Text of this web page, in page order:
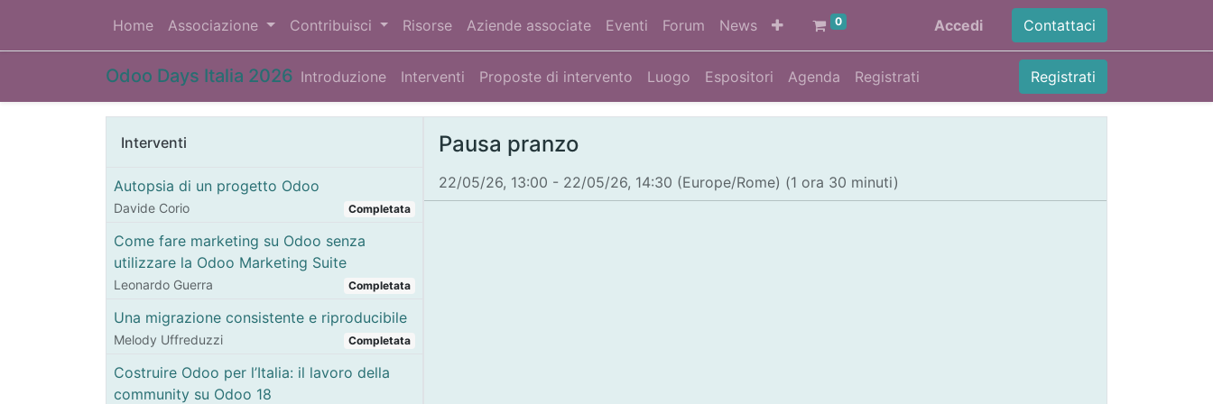
Home Associazione Contribuisci Risorse Aziende associate Eventi Forum News 0 Accedi Contattaci
Odoo Days Italia 2026 Introduzione Interventi Proposte di intervento Luogo Espositori Agenda Registrati Registrati
Interventi
Autopsia di un progetto Odoo
Davide Corio Completata
Come fare marketing su Odoo senza
utilizzare la Odoo Marketing Suite
Leonardo Guerra Completata
Una migrazione consistente e riproducibile
Melody Uffreduzzi Completata
Costruire Odoo per l’Italia: il lavoro della
community su Odoo 18
Pausa pranzo
22/05/26, 13:00 - 22/05/26, 14:30 (Europe/Rome) (1 ora 30 minuti)